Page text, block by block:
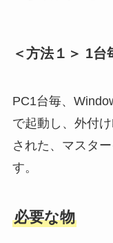
＜方法１＞ 1
PC1台毎、
で起動し、外付
された、マスタ
す。
必要な物